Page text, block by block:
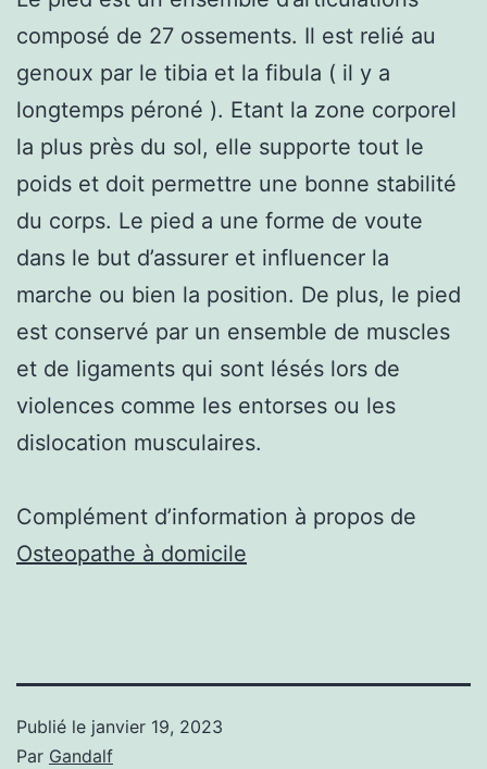
composé de 27 ossements. Il est relié au
genoux par le tibia et la fibula ( il y a
longtemps péroné ). Etant la zone corporel
la plus près du sol, elle supporte tout le
poids et doit permettre une bonne stabilité
du corps. Le pied a une forme de voute
dans le but d’assurer et influencer la
marche ou bien la position. De plus, le pied
est conservé par un ensemble de muscles
et de ligaments qui sont lésés lors de
violences comme les entorses ou les
dislocation musculaires.
Complément d’information à propos de
Osteopathe à domicile
Publié le janvier 19, 2023
Par Gandalf